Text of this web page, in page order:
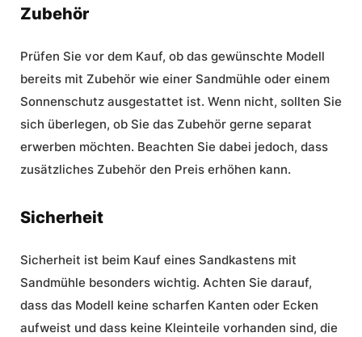
Zubehör
Prüfen Sie vor dem Kauf, ob das gewünschte Modell
bereits mit Zubehör wie einer Sandmühle oder einem
Sonnenschutz ausgestattet ist. Wenn nicht, sollten Sie
sich überlegen, ob Sie das Zubehör gerne separat
erwerben möchten. Beachten Sie dabei jedoch, dass
zusätzliches Zubehör den Preis erhöhen kann.
Sicherheit
Sicherheit ist beim Kauf eines Sandkastens mit
Sandmühle besonders wichtig. Achten Sie darauf,
dass das Modell keine scharfen Kanten oder Ecken
aufweist und dass keine Kleinteile vorhanden sind, die